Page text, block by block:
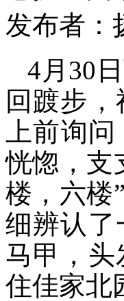
发布者：
4月30日
回踱步
上前询问
恍惚，支
楼，六楼
细辨认了
马甲 ，
住佳家北